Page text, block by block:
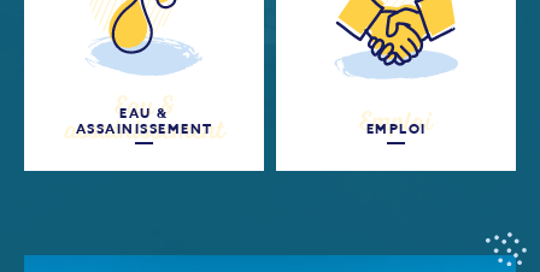
EAU &
ASSAINISSEMENT
EMPLOI